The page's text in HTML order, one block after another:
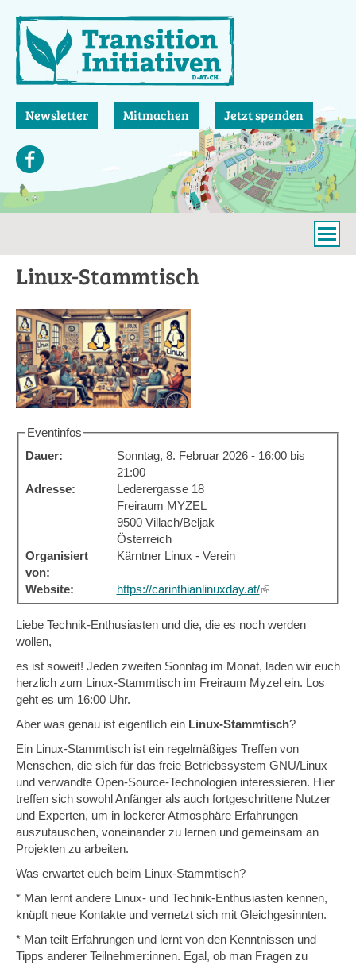
zum
Inhalt
Newsletter Mitmachen Jetzt spenden
Linux-Stammtisch
Eventinfos
Dauer:
Sonntag, 8. Februar 2026 - 16:00bis
21:00
Adresse:
Lederergasse 18
Freiraum MYZEL
9500 Villach/Beljak
Österreich
Organisiert
von:
Kärntner Linux - Verein
Website: https://carinthianlinuxday.at/(link
is
external)
Liebe Technik-Enthusiasten und die, die es noch werden
wollen,
es ist soweit! Jeden zweiten Sonntag im Monat, laden wir euch
herzlich zum Linux-Stammtisch im Freiraum Myzel ein. Los
geht es um 16:00 Uhr.
Aber was genau ist eigentlich ein Linux-Stammtisch?
Ein Linux-Stammtisch ist ein regelmäßiges Treffen von
Menschen, die sich für das freie Betriebssystem GNU/Linux
und verwandte Open-Source-Technologien interessieren. Hier
treffen sich sowohl Anfänger als auch fortgeschrittene Nutzer
und Experten, um in lockerer Atmosphäre Erfahrungen
auszutauschen, voneinander zu lernen und gemeinsam an
Projekten zu arbeiten.
Was erwartet euch beim Linux-Stammtisch?
* Man lernt andere Linux- und Technik-Enthusiasten kennen,
knüpft neue Kontakte und vernetzt sich mit Gleichgesinnten.
* Man teilt Erfahrungen und lernt von den Kenntnissen und
Tipps anderer Teilnehmer:innen. Egal, ob man Fragen zu